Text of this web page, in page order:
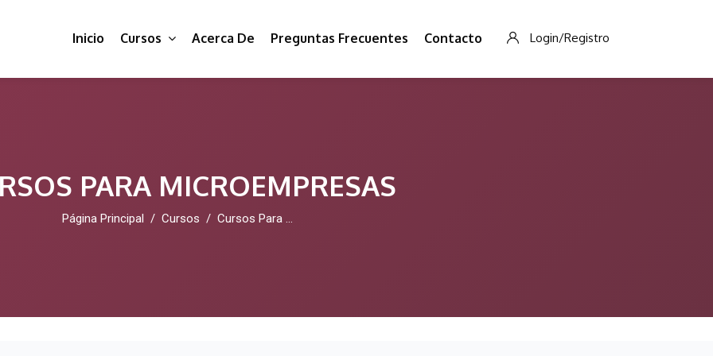
Inicio Cursos Acerca De Preguntas Frecuentes Contacto Login/Registro
PARA MICROEMPRESAS
Página Principal Cursos Cursos Para Microempresas